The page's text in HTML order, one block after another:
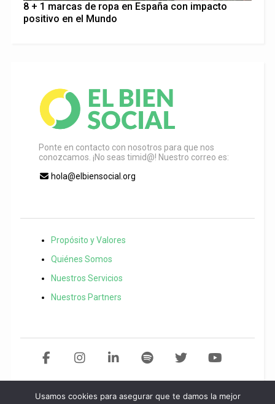
8 + 1 marcas de ropa en España con impacto
positivo en el Mundo
Ponte en contacto con nosotros para que nos
conozcamos. ¡No seas timid@! Nuestro correo es:
hola@elbiensocial.org
Propósito y Valores
Quiénes Somos
Nuestros Servicios
Nuestros Partners
Copyright 2021 El Bien Social. Todos los derechos reservadosDesarollo
Usamos cookies para asegurar que te damos la mejor